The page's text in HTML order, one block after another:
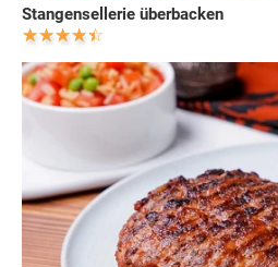
Stangensellerie überbacken